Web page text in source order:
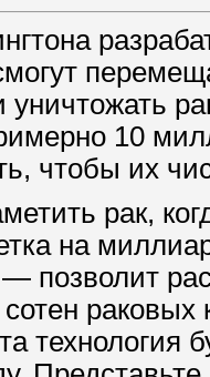
уничтожать
10
чтобы их
рак,
на
​позволит
сотен
технология